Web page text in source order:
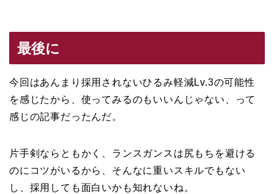
最後に
今回はあんまり採用されないひるみ軽減Lv.3の可能性
を感じたから、使ってみるのもいいんじゃない、って
感じの記事だったんだ。
片手剣ならともかく、ランスガンスは尻もちを避ける
のにコツがいるから、そんなに重いスキルでもない
し、採用しても面白いかも知れないね。